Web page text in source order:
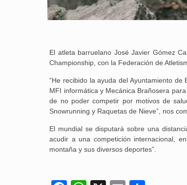
El atleta barruelano José Javier Gómez
Championship, con la Federación de
“He recibido la ayuda del Ayuntamiento
MFI informática y Mecánica Brañosera
de no poder competir por motivos de
Snowrunning y Raquetas de Nieve”, nos
El mundial se disputará sobre una
acudir a una competición internacional,
montaña y sus diversos deportes”.